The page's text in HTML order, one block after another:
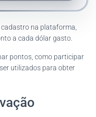
cadastro na plataforma,
a cada dólar gasto.
pontos, como participar
utilizados para obter